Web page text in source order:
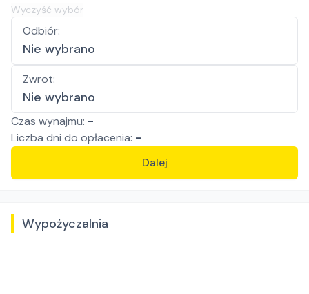
Wyczyść wybór
Odbiór:
Nie wybrano
Zwrot:
Nie wybrano
Czas wynajmu: -
Liczba dni do opłacenia: -
Dalej
Wypożyczalnia